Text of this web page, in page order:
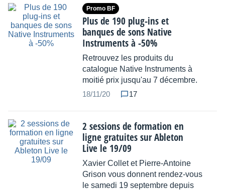
Promo BF
Plus de 190 plug-ins et
banques de sons Native
Instruments à -50%
Retrouvez les produits du
catalogue Native Instruments à
moitié prix jusqu'au 7 décembre.
18/11/20
17
2 sessions de formation en
ligne gratuites sur Ableton
Live le 19/09
Xavier Collet et Pierre-Antoine
Grison vous donnent rendez-vous
le samedi 19 septembre depuis